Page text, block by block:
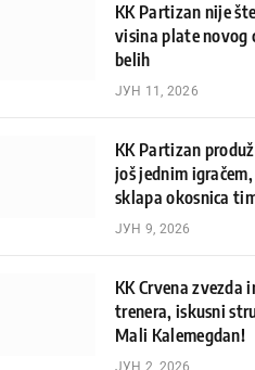
KK Partizan nije
visina plate novog
belih
ЈУН 11, 2026
KK Partizan
još jednim
sklapa okosnica
ЈУН 9, 2026
KK Crvena zvezda
trenera, iskusni
Mali Kalemegdan!